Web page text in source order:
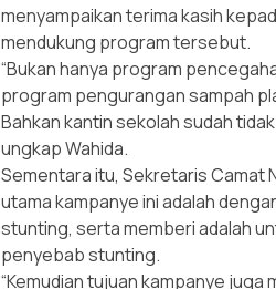
menyampaikan terima kasih
mendukung program tersebut.
“Bukan hanya program
program pengurangan sampah
Bahkan kantin sekolah sudah
ungkap Wahida.
Sementara itu, Sekretaris Camat
utama kampanye ini adalah
stunting, serta memberi adalah
penyebab stunting.
“Kemudian tujuan kampanye